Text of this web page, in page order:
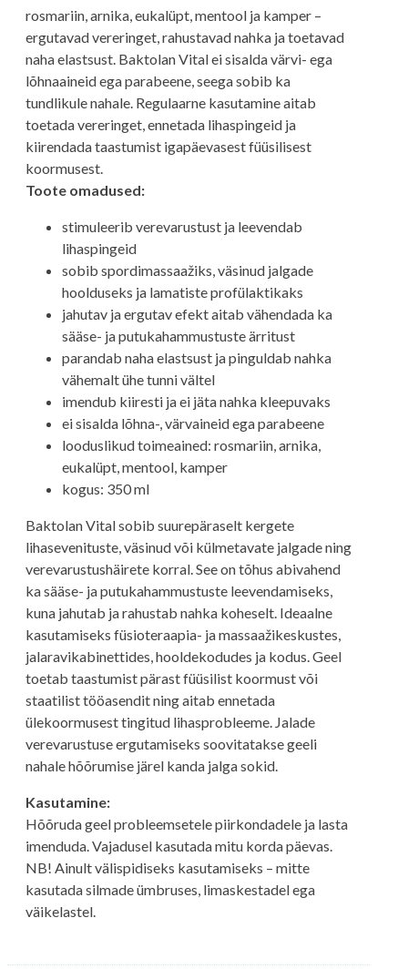
rosmariin, arnika, eukalüpt, mentool ja kamper –
ergutavad vereringet, rahustavad nahka ja toetavad
naha elastsust. Baktolan Vital ei sisalda värvi- ega
lõhnaaineid ega parabeene, seega sobib ka
tundlikule nahale. Regulaarne kasutamine aitab
toetada vereringet, ennetada lihaspingeid ja
kiirendada taastumist igapäevasest füüsilisest
koormusest.
Toote omadused:
stimuleerib verevarustust ja leevendab
lihaspingeid
sobib spordimassaažiks, väsinud jalgade
hoolduseks ja lamatiste profülaktikaks
jahutav ja ergutav efekt aitab vähendada ka
sääse- ja putukahammustuste ärritust
parandab naha elastsust ja pinguldab nahka
vähemalt ühe tunni vältel
imendub kiiresti ja ei jäta nahka kleepuvaks
ei sisalda lõhna-, värvaineid ega parabeene
looduslikud toimeained: rosmariin, arnika,
eukalüpt, mentool, kamper
kogus: 350 ml
Baktolan Vital sobib suurepäraselt kergete
lihasevenituste, väsinud või külmetavate jalgade ning
verevarustushäirete korral. See on tõhus abivahend
ka sääse- ja putukahammustuste leevendamiseks,
kuna jahutab ja rahustab nahka koheselt. Ideaalne
kasutamiseks füsioteraapia- ja massaažikeskustes,
jalaravikabinettides, hooldekodudes ja kodus. Geel
toetab taastumist pärast füüsilist koormust või
staatilist tööasendit ning aitab ennetada
ülekoormusest tingitud lihasprobleeme. Jalade
verevarustuse ergutamiseks soovitatakse geeli
nahale hõõrumise järel kanda jalga sokid.
Kasutamine:
Hõõruda geel probleemsetele piirkondadele ja lasta
imenduda. Vajadusel kasutada mitu korda päevas.
NB! Ainult välispidiseks kasutamiseks – mitte
kasutada silmade ümbruses, limaskestadel ega
väikelastel.